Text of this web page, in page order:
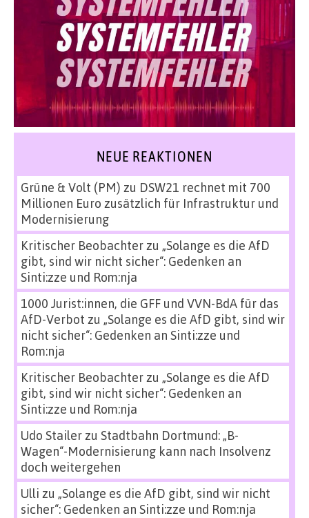
NEUE REAKTIONEN
Grüne & Volt (PM) zu DSW21 rechnet mit 700
Millionen Euro zusätzlich für Infrastruktur und
Modernisierung
Kritischer Beobachterzu „Solange es die AfD
gibt, sind wir nicht sicher“: Gedenken an
Sinti:zze und Rom:nja
1000 Jurist:innen, die GFF und VVN-BdA für das
AfD-Verbot zu „Solange es die AfD gibt, sind wir
nicht sicher“: Gedenken an Sinti:zze und
Rom:nja
Kritischer Beobachterzu „Solange es die AfD
gibt, sind wir nicht sicher“: Gedenken an
Sinti:zze und Rom:nja
Udo Stailerzu Stadtbahn Dortmund: „B-
Wagen“-Modernisierung kann nach Insolvenz
doch weitergehen
Ulli zu „Solange es die AfD gibt, sind wir nicht
sicher“: Gedenken an Sinti:zze und Rom:nja